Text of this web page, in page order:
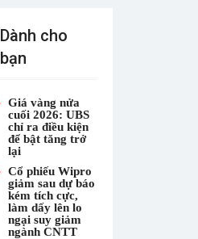
Dành cho
bạn
Giá vàng nửa
cuối 2026: UBS
chỉ ra điều kiện
để bật tăng trở
lại
Cổ phiếu Wipro
giảm sau dự báo
kém tích cực,
làm dấy lên lo
ngại suy giảm
ngành CNTT